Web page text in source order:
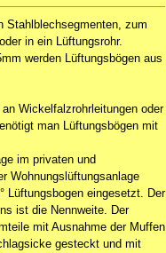
Stahlblechsegmenten, zum
in ein Lüftungsrohr.
werden Lüftungsbögen aus
Wickelfalzrohrleitungen oder
man Lüftungsbögen mit
im privaten und
Wohnungslüftungsanlage
Lüftungsbogen eingesetzt. Der
ist die Nennweite. Der
mit Ausnahme der Muffen
gesteckt und mit